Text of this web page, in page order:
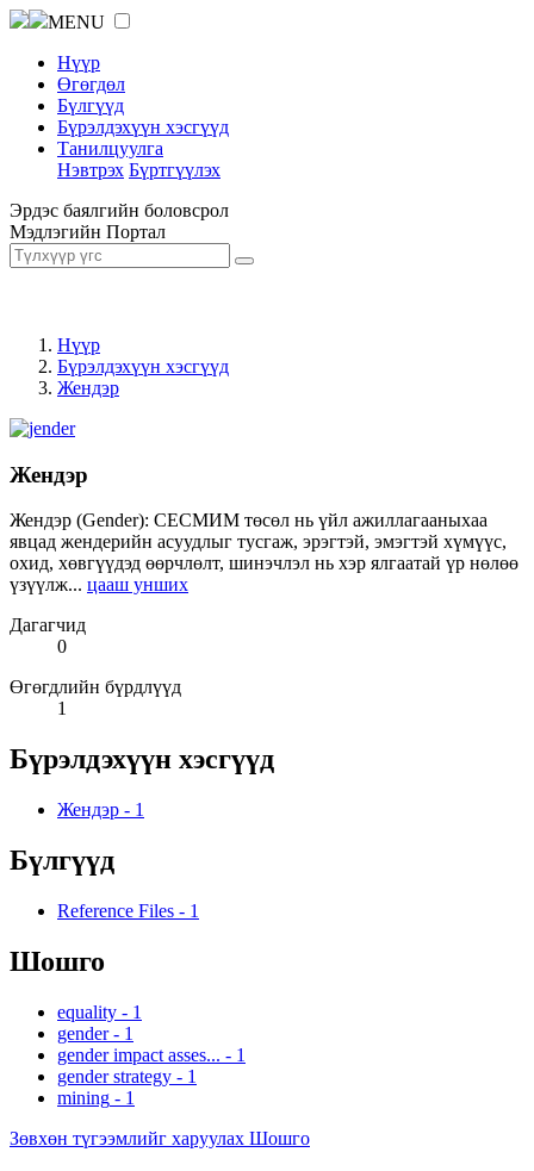
MENU
Нүүр
Өгөгдөл
Бүлгүүд
Бүрэлдэхүүн хэсгүүд
Танилцуулга
Нэвтрэх Бүртгүүлэх
Эрдэс баялгийн боловсрол
Мэдлэгийн Портал
Нүүр
Бүрэлдэхүүн хэсгүүд
Жендэр
Жендэр
Жендэр (Gender): СЕСМИМ төсөл нь үйл ажиллагааныхаа
явцад жендерийн асуудлыг тусгаж, эрэгтэй, эмэгтэй хүмүүс,
охид, хөвгүүдэд өөрчлөлт, шинэчлэл нь хэр ялгаатай үр нөлөө
үзүүлж... цааш унших
Дагагчид
0
Өгөгдлийн бүрдлүүд
1
Бүрэлдэхүүн хэсгүүд
Жендэр - 1
Бүлгүүд
Reference Files - 1
Шошго
equality - 1
gender - 1
gender impact asses... - 1
gender strategy - 1
mining - 1
Зөвхөн түгээмлийг харуулах Шошго